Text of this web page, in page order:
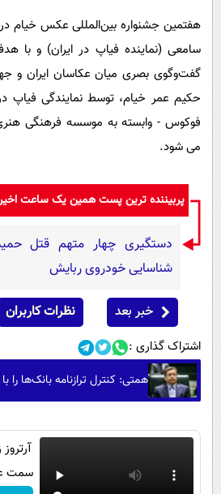
سامعی (نماینده فیاپ در ایران) و با
گفت‌وگوی بصری میان عکاسان ایران و
حکیم عمر خیام، توسط نمایندگی فیاپ
فوکوس - وابسته به موسسه فرهنگی هنری
می شود.
پربیننده ترین پست همین یک ساعت
دستگیری چهار متهم قتل
شناسایی خودروی ربایش
خبر بعد نظرات کاربران
اشتراک گذاری :
همتی: کنترل ترازنامه بانک‌ها را
سمت